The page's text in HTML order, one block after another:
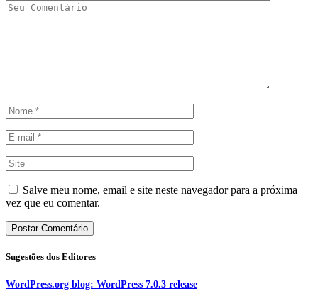
Salve meu nome, email e site neste navegador para a próxima
vez que eu comentar.
Sugestões dos Editores
WordPress.org blog: WordPress 7.0.3 release